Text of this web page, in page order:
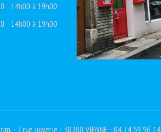
14h00 à 19h00
14h00 à 19h00
- 7 rue juiverie - 38200 VIENNE - 04 74 59 96 14